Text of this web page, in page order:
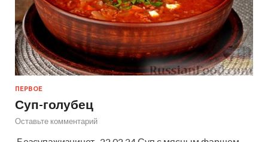
ПЕРВОЕ
Суп-голубец
Оставьте комментарий